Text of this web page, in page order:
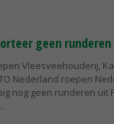
geen
Vleesveehouderij,
Nederland roepen
nog geen runderen uit